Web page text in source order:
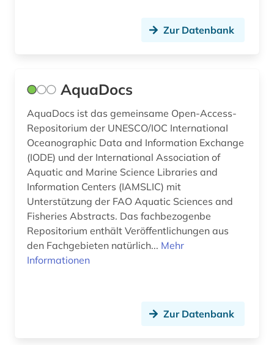
genomik (2)
gentechnologie (1)
geochemie (1)
geologie (2)
geowissenschaften (6)
gerste (1)
Zur Datenbank
AquaDocs
AquaDocs ist das gemeinsame Open-Access-
Repositorium der UNESCO/IOC InternationaI
Oceanographic Data and Information Exchange
(IODE) und der International Association of
Aquatic and Marine Science Libraries and
Information Centers (IAMSLIC) mit
Unterstützung der FAO Aquatic Sciences and
Fisheries Abstracts. Das fachbezogenbe
Repositorium enthält Veröffentlichungen aus
den Fachgebieten natürlich... Mehr
Informationen
Zur Datenbank